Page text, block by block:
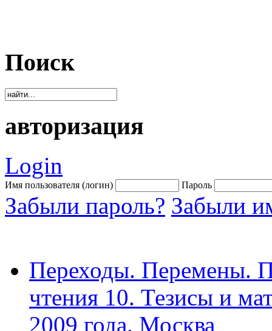
Поиск
авторизация
Login
Имя пользователя (логин) Пароль
Забыли пароль? Забыли
Переходы. Перемены.
чтения 10. Тезисы и
2009 года. Москва